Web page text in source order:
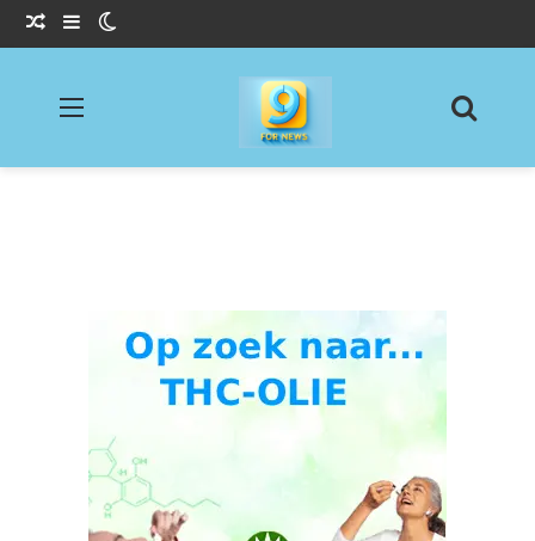
Willekeurig Artikel
Sidebar